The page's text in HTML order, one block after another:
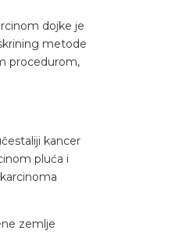
dojke je
metode
procedurom,
kancer
pluća i
zemlje